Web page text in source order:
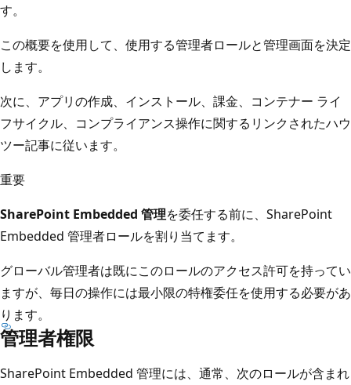
す。
この概要を使用して、使用する管理者ロールと管理画面を決定
します。
次に、アプリの作成、インストール、課金、コンテナー ライ
フサイクル、コンプライアンス操作に関するリンクされたハウ
ツー記事に従います。
重要
SharePoint Embedded 管理を委任する前に、SharePoint
Embedded 管理者ロールを割り当てます。
グローバル管理者は既にこのロールのアクセス許可を持ってい
ますが、毎日の操作には最小限の特権委任を使用する必要があ
ります。
管理者権限
SharePoint Embedded 管理には、通常、次のロールが含まれ